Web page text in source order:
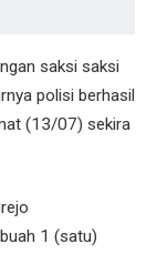
saksi saksi
polisi berhasil
(13/07) sekira
1 (satu)